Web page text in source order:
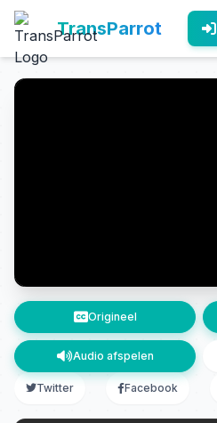
TransParrot
Origineel
Audio afspelen
Twitter Facebook